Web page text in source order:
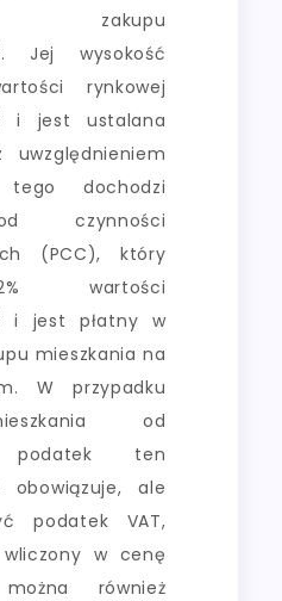
zakupu
Jej wysokość
rynkowej
i jest ustalana
uwzględnieniem
dochodzi
czynności
(PCC), który
wartości
i jest płatny w
mieszkania na
W przypadku
od
podatek ten
obowiązuje, ale
podatek VAT,
w cenę
również